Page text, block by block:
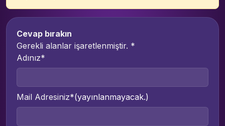
Cevap bırakın
Gerekli alanlar işaretlenmiştir. *
Adınız*
Mail Adresiniz*(yayınlanmayacak.)